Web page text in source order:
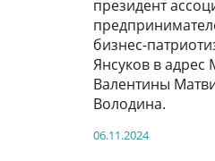
президент
бизнес-
Янсуков в
Валентины
Володина.
06.11.2024